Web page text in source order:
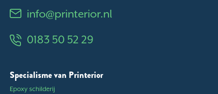
info@printerior.nl
0183 50 52 29
Specialisme van Printerior
Epoxy schilderij